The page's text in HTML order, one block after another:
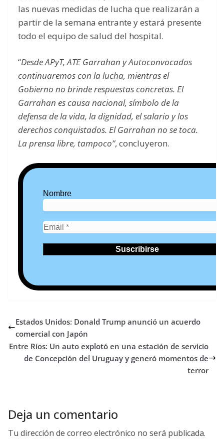
las nuevas medidas de lucha que realizarán a
partir de la semana entrante y estará presente
todo el equipo de salud del hospital.
“Desde APyT, ATE Garrahan y Autoconvocados
continuaremos con la lucha, mientras el
Gobierno no brinde respuestas concretas. El
Garrahan es causa nacional, símbolo de la
defensa de la vida, la dignidad, el salario y los
derechos conquistados. El Garrahan no se toca.
La prensa libre, tampoco”, concluyeron.
Nombre
Estados Unidos: Donald Trump anunció un acuerdo
comercial con Japón
Entre Ríos: Un auto explotó en una estación de servicio
de Concepción del Uruguay y generó momentos de
terror
Deja un comentario
Tu dirección de correo electrónico no será publicada.